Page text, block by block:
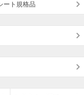
ート規格品